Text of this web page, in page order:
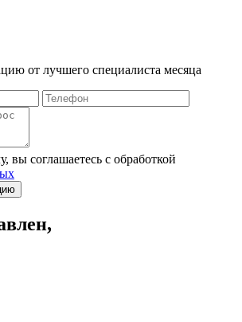
от лучшего специалиста месяца
вы соглашаетесь с обработкой